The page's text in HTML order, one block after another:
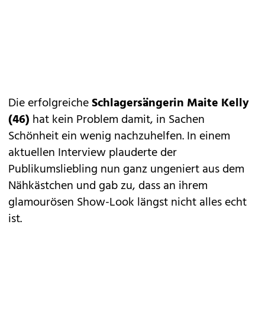
Die erfolgreicheSchlagersängerin Maite Kelly
(46) hat kein Problem damit, in Sachen
Schönheit ein wenig nachzuhelfen. In einem
aktuellen Interview plauderte der
Publikumsliebling nun ganz ungeniert aus dem
Nähkästchen und gab zu, dass an ihrem
glamourösen Show-Look längst nicht alles echt
ist.